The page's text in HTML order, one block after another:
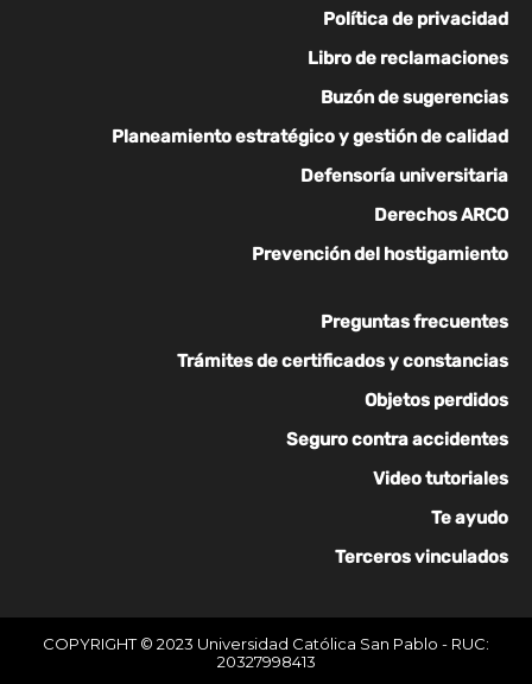
Política de privacidad
Libro de reclamaciones
Buzón de sugerencias
Planeamiento estratégico y gestión de calidad
Defensoría universitaria
Derechos ARCO
Prevención del hostigamiento
Preguntas frecuentes
Trámites de certificados y constancias
Objetos perdidos
Seguro contra accidentes
Video tutoriales
Te ayudo
Terceros vinculados
COPYRIGHT © 2023 Universidad Católica San Pablo - RUC:
20327998413